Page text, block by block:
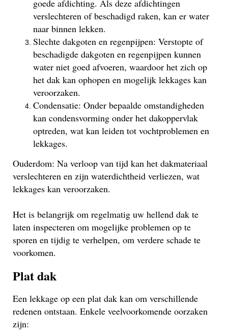
goede afdichting. Als deze afdichtingen
verslechteren of beschadigd raken, kan er water
naar binnen lekken.
Slechte dakgoten en regenpijpen: Verstopte of
beschadigde dakgoten en regenpijpen kunnen
water niet goed afvoeren, waardoor het zich op
het dak kan ophopen en mogelijk lekkages kan
veroorzaken.
Condensatie: Onder bepaalde omstandigheden
kan condensvorming onder het dakoppervlak
optreden, wat kan leiden tot vochtproblemen en
lekkages.
Ouderdom: Na verloop van tijd kan het dakmateriaal
verslechteren en zijn waterdichtheid verliezen, wat
lekkages kan veroorzaken.
Het is belangrijk om regelmatig uw hellend dak te
laten inspecteren om mogelijke problemen op te
sporen en tijdig te verhelpen, om verdere schade te
voorkomen.
Plat dak
Een lekkage op een plat dak kan om verschillende
redenen ontstaan. Enkele veelvoorkomende oorzaken
zijn: